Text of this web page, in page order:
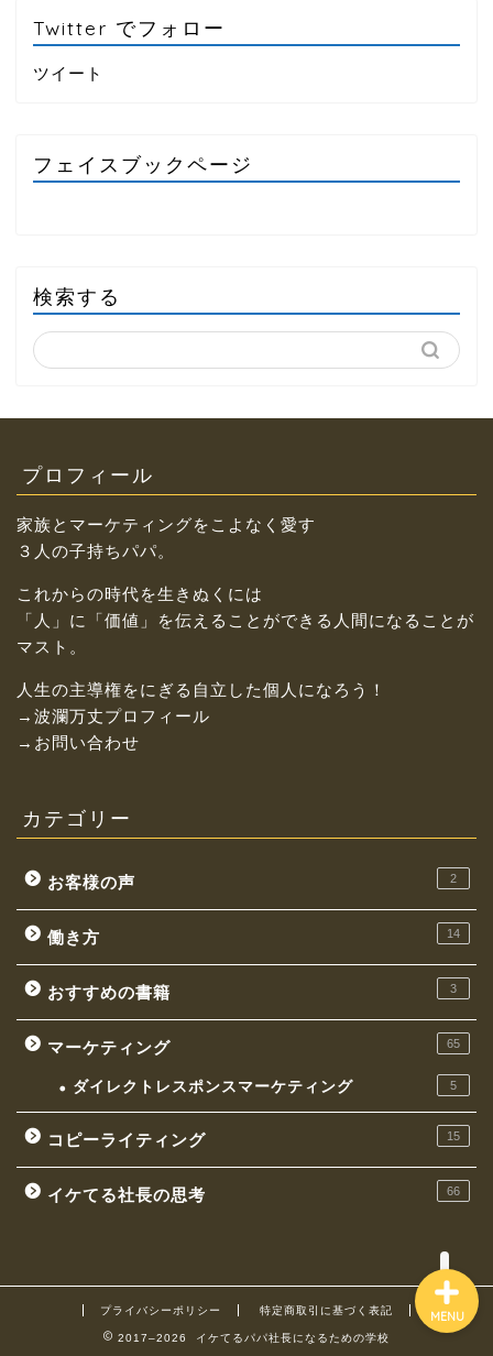
Twitter でフォロー
ツイート
フェイスブックページ
検索する
プロフィール
家族とマーケティングをこよなく愛す
３人の子持ちパパ。
これからの時代を生きぬくには
「人」に「価値」を伝えることができる人間になることが
マスト。
人生の主導権をにぎる自立した個人になろう！
→波瀾万丈プロフィール
→お問い合わせ
カテゴリー
お客様の声 2
働き方 14
おすすめの書籍 3
マーケティング 65
ダイレクトレスポンスマーケティング 5
コピーライティング 15
イケてる社長の思考 66
プライバシーポリシー 特定商取引に基づく表記
2017–2026 イケてるパパ社長になるための学校
MENU